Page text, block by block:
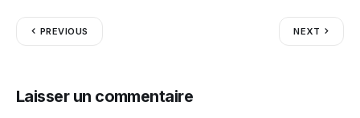
PREVIOUS NEXT
Laisser un commentaire